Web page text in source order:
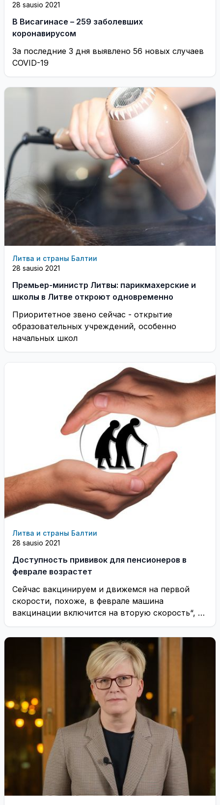
28 sausio 2021
В Висагинасе – 259 заболевших
коронавирусом
За последние 3 дня выявлено 56 новых случаев
COVID-19
Литва и страны Балтии
28 sausio 2021
Премьер-министр Литвы: парикмахерские и
школы в Литве откроют одновременно
Приоритетное звено сейчас - открытие
образовательных учреждений, особенно
начальных школ
Литва и страны Балтии
28 sausio 2021
Доступность прививок для пенсионеров в
феврале возрастет
Сейчас вакцинируем и движемся на первой
скорости, похоже, в феврале машина
вакцинации включится на вторую скорость“, –
сказал С. Крепшта